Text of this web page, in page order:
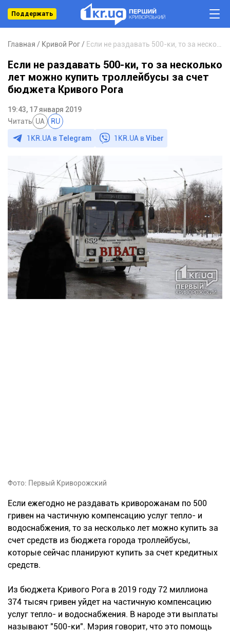
Поддержать
Главная Кривой Рог
Если не раздавать 500-ки, то за несколько
лет можно купить троллейбусы за счет
бюджета Кривого Рога
19:43, 17 января 2019
Читать UA RU
1KR.UA в Telegram 1KR.UA вViber
Фото: Первый Криворожский
Если ежегодно не раздавать криворожанам по 500
гривен на частичную компенсацию услуг тепло- и
водоснабжения, то за несколько лет можно купить за
счет средств из бюджета города троллейбусы,
которые сейчас планируют купить за счет кредитных
средств.
Из бюджета Кривого Рога в 2019 году 72 миллиона
374 тысяч гривен уйдет на частичную компенсацию
услуг тепло- и водоснабжения. В народе эти выплаты
называют "500-ки". Мэрия говорит, что это помощь